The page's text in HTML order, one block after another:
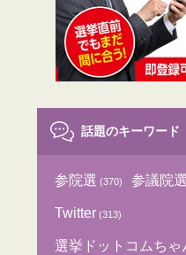
話題のキーワード
参院選 (370) 参議院
Twitter (313)
選挙ドットコムちゃ